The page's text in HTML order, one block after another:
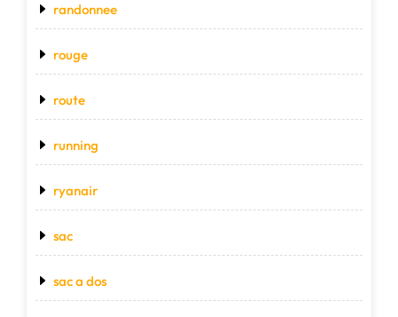
randonnee
rouge
route
running
ryanair
sac
sac a dos